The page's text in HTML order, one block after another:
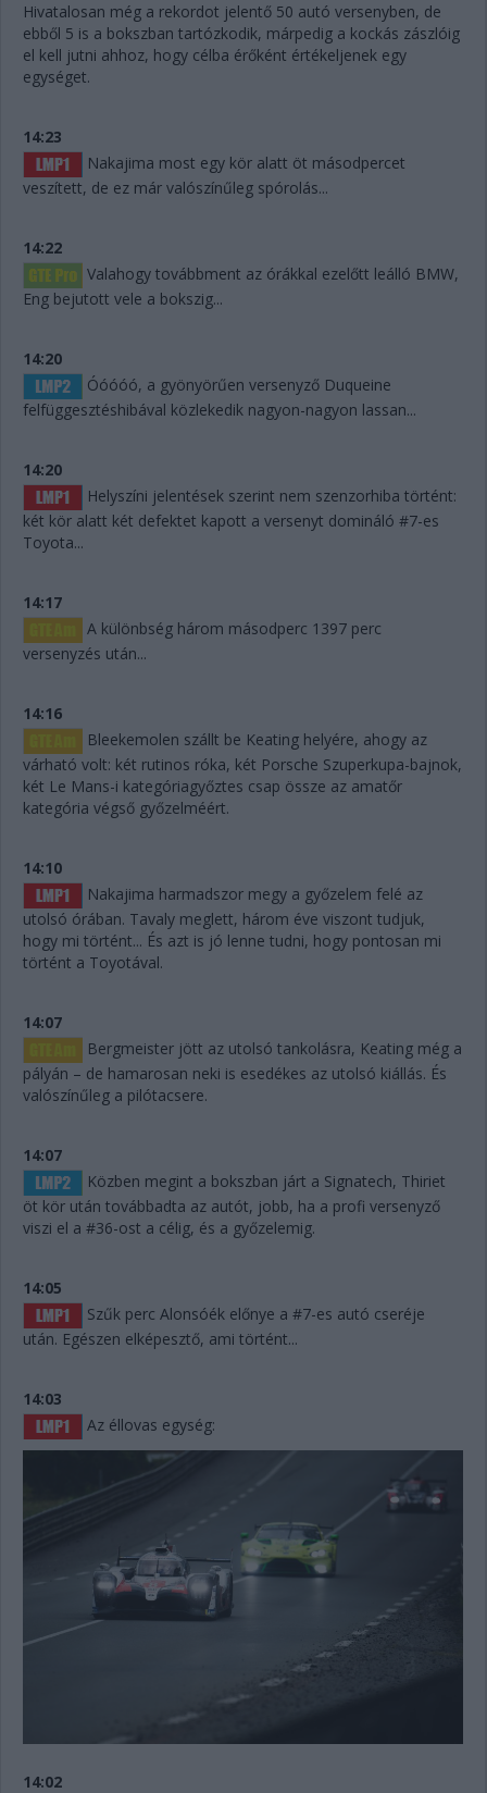
Hivatalosan még a rekordot jelentő 50 autó versenyben, de
ebből 5 is a bokszban tartózkodik, márpedig a kockás zászlóig
el kell jutni ahhoz, hogy célba érőként értékeljenek egy
egységet.
14:23
Nakajima most egy kör alatt öt másodpercet
veszített, de ez már valószínűleg spórolás...
14:22
Valahogy továbbment az órákkal ezelőtt leálló BMW,
Eng bejutott vele a bokszig...
14:20
Óóóóó, a gyönyörűen versenyző Duqueine
felfüggesztéshibával közlekedik nagyon-nagyon lassan...
14:20
Helyszíni jelentések szerint nem szenzorhiba történt:
két kör alatt két defektet kapott a versenyt domináló #7-es
Toyota...
14:17
A különbség három másodperc 1397 perc
versenyzés után...
14:16
Bleekemolen szállt be Keating helyére, ahogy az
várható volt: két rutinos róka, két Porsche Szuperkupa-bajnok,
két Le Mans-i kategóriagyőztes csap össze az amatőr
kategória végső győzelméért.
14:10
Nakajima harmadszor megy a győzelem felé az
utolsó órában. Tavaly meglett, három éve viszont tudjuk,
hogy mi történt... És azt is jó lenne tudni, hogy pontosan mi
történt a Toyotával.
14:07
Bergmeister jött az utolsó tankolásra, Keating még a
pályán – de hamarosan neki is esedékes az utolsó kiállás. És
valószínűleg a pilótacsere.
14:07
Közben megint a bokszban járt a Signatech, Thiriet
öt kör után továbbadta az autót, jobb, ha a profi versenyző
viszi el a #36-ost a célig, és a győzelemig.
14:05
Szűk perc Alonsóék előnye a #7-es autó cseréje
után. Egészen elképesztő, ami történt...
14:03
Az éllovas egység:
14:02